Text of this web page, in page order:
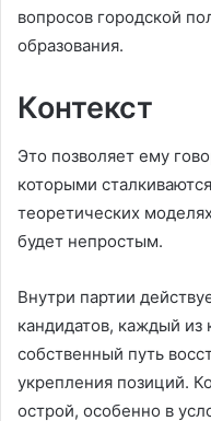
вопросов городской
образования.
Контекст
Это позволяет ему
которыми
теоретических
будет непростым.
Внутри партии
кандидатов, каждый из
собственный путь
укрепления позиций.
острой, особенно в